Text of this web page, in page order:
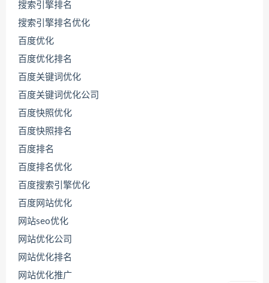
搜索引擎排名
搜索引擎排名优化
百度优化
百度优化排名
百度关键词优化
百度关键词优化公司
百度快照优化
百度快照排名
百度排名
百度排名优化
百度搜索引擎优化
百度网站优化
网站seo优化
网站优化公司
网站优化排名
网站优化推广